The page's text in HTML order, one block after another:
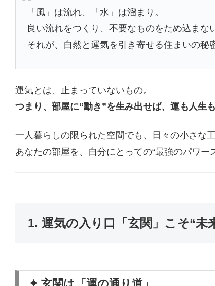
「風」は流れ、「水」は溜まり。
良い流れをつくり、不要なものをため込まな
それが、自然と運気を引き寄せる住まいの秘
運気とは、止まっていないもの。
つまり、部屋に“動き”を生み出せば、運も人生
一人暮らしの限られた空間でも、日々の小さな
あなたの部屋を、自分にとっての“最強のパワー
1. 運気の入り口「玄関」こそ“未